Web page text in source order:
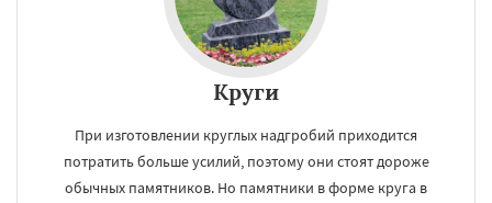
Круги
При изготовлении круглых надгробий приходится
потратить больше усилий, поэтому они стоят дороже
обычных памятников. Но памятники в форме круга в